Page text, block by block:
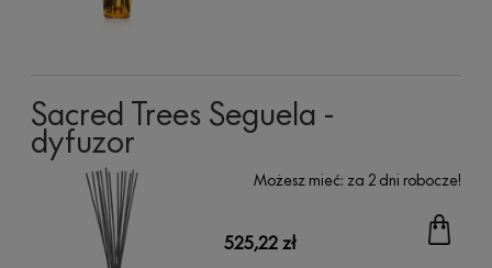
Sacred Trees Seguela -
dyfuzor
Możesz mieć: za 2 dni robocze!
525,22 zł